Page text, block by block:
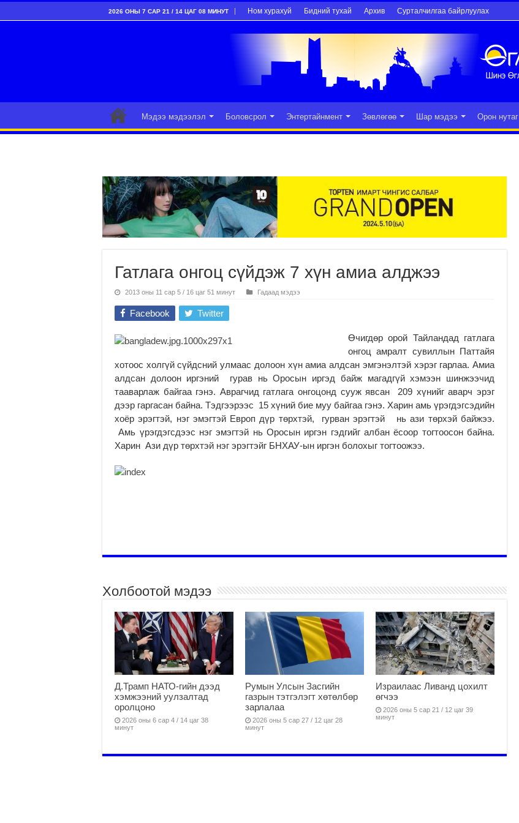
2026 ОНЫ 7 САР 21 / 14 ЦАГ 08 МИНУТ Ном хурахуй Бидний тухай Архив Сурталчилгаа байрлуулах
Мэдээ мэдээлэл Боловсрол Энтертайнмент Зөвлөгөө Шар мэдээ Орон нутаг
Гатлага онгоц сүйдэж 7 хүн амиа алджээ
2013 оны 11 сар 5 / 16 цаг 51 минут Гадаад мэдээ
Facebook Twitter
Өчигдөр орой Тайландад гатлага
онгоц амралт сувиллын Паттайя
хотоос холгүй сүйдсний улмаас долоон хүн амиа алдсан эмгэнэлтэй хэрэг гарлаа. Амиа
алдсан долоон иргэний гурав нь Оросын иргэд байж магадгүй хэмээн шинжээчид
тааварлаж байгаа гэнэ. Аврагчид гатлага онгоцонд сууж явсан 209 хүнийг аварч эрэг
дээр гаргасан байна. Тэдгээрээс 15 хүний бие муу байгаа гэнэ. Харин амь үрэгдэгсэдийн
хоёр эрэгтэй, нэг эмэгтэй Европ дүр төрхтэй, гурван эрэгтэй нь ази төрхэй байжээ.
Амь үрэгдэгсдээс нэг эмэгтэй нь Оросын иргэн гэдгийг албан ёсоор тогтоосон байна.
Харин Ази дүр төрхтэй нэг эрэгтэйг БНХАУ-ын иргэн болохыг тогтоожээ.
Холбоотой мэдээ
Д.Трамп НАТО-гийн дээд
хэмжээний уулзалтад
оролцоно
2026 оны 6 сар 4 / 14 цаг 38
минут
Румын Улсын Засгийн
газрын тэтгэлэгт хөтөлбөр
зарлалаа
2026 оны 5 сар 27 / 12 цаг 28
минут
Израилаас Ливанд цохилт
өгчээ
2026 оны 5 сар 21 / 12 цаг 39
минут